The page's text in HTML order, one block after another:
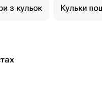
з кульок Кульки